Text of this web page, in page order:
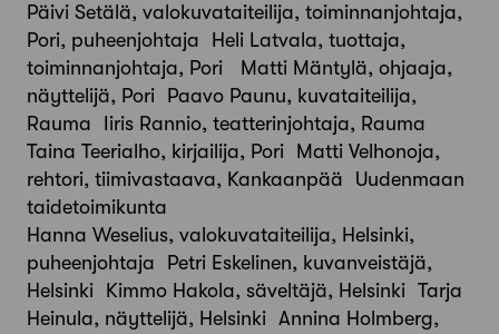
Päivi Setälä, valokuvataiteilija, toiminnanjohtaja,
Pori, puheenjohtaja Heli Latvala, tuottaja,
toiminnanjohtaja, Pori Matti Mäntylä, ohjaaja,
näyttelijä, Pori Paavo Paunu, kuvataiteilija,
Rauma Iiris Rannio, teatterinjohtaja, Rauma
Taina Teerialho, kirjailija, Pori Matti Velhonoja,
rehtori, tiimivastaava, Kankaanpää Uudenmaan
taidetoimikunta
Hanna Weselius, valokuvataiteilija, Helsinki,
puheenjohtaja Petri Eskelinen, kuvanveistäjä,
Helsinki Kimmo Hakola, säveltäjä, Helsinki Tarja
Heinula, näyttelijä, Helsinki Annina Holmberg,